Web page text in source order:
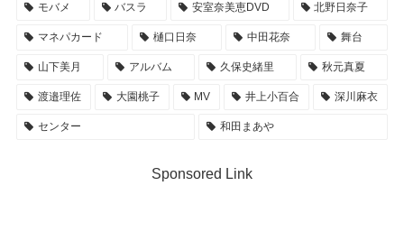
モバメ バスラ 安室奈美恵DVD 北野日奈子
マネパカード 樋口日奈 中田花奈 舞台
山下美月 アルバム 久保史緒里 秋元真夏
渡邉理佐 大園桃子 MV 井上小百合 深川麻衣
センター 和田まあや
Sponsored Link